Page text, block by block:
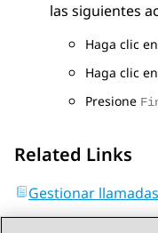
las siguientes
Haga clic en
Haga clic en
Presione
Related Links
Gestionar llamadas